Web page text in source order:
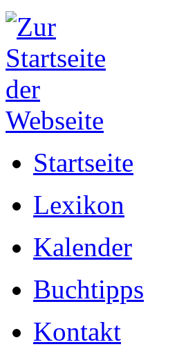
Startseite
Lexikon
Kalender
Buchtipps
Kontakt